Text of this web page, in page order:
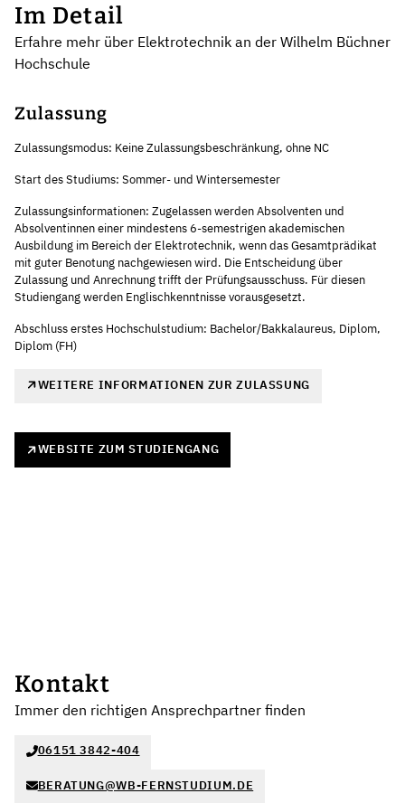
Im Detail
Erfahre mehr über Elektrotechnik an der Wilhelm Büchner
Hochschule
Zulassung
Zulassungsmodus: Keine Zulassungsbeschränkung, ohne NC
Start des Studiums: Sommer- und Wintersemester
Zulassungsinformationen: Zugelassen werden Absolventen und
Absolventinnen einer mindestens 6-semestrigen akademischen
Ausbildung im Bereich der Elektrotechnik, wenn das Gesamtprädikat
mit guter Benotung nachgewiesen wird. Die Entscheidung über
Zulassung und Anrechnung trifft der Prüfungsausschuss. Für diesen
Studiengang werden Englischkenntnisse vorausgesetzt.
Abschluss erstes Hochschulstudium: Bachelor/Bakkalaureus, Diplom,
Diplom (FH)
WEITERE INFORMATIONEN ZUR ZULASSUNG
WEBSITE ZUM STUDIENGANG
Kontakt
Immer den richtigen Ansprechpartner finden
06151 3842-404
BERATUNG@WB-FERNSTUDIUM.DE